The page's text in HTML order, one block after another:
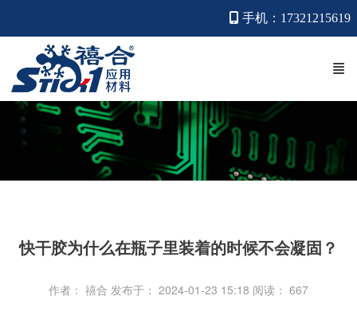
手机：17321215619
快干胶为什么在瓶子里装着的时候不会凝固？
作者： 禧合 发布于： 2024-01-23 15:18 阅读： 667